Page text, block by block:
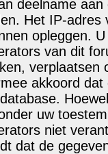
deelname
Het IP-adres
opleggen.
van dit
verplaatsen
akkoord
uw
niet
dat de